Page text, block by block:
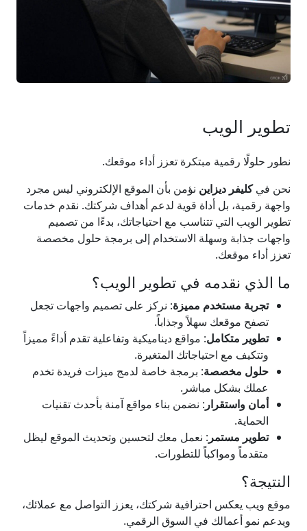
تطوير الويب
نطور حلولًا رقمية مبتكرة تعزز أداء موقعك.
نحن فيكليفر ديزاين نؤمن بأن الموقع الإلكتروني ليس مجرد
واجهة رقمية، بل أداة قوية لدعم أهداف شركتك. نقدم خدمات
تطوير الويب التي تتناسب مع احتياجاتك، بدءًا من تصميم
واجهات جذابة وسهلة الاستخدام إلى برمجة حلول مخصصة
تعزز أداء موقعك.
ما الذي نقدمه في تطوير الويب؟
تجربة مستخدم مميزة: نركز على تصميم واجهات تجعل
تصفح موقعك سهلاً وجذاباً.
تطوير متكامل: مواقع ديناميكية وتفاعلية تقدم أداءً مميزاً
وتتكيف مع احتياجاتك المتغيرة.
حلول مخصصة: برمجة خاصة لدمج ميزات فريدة تخدم
عملك بشكل مباشر.
أمان واستقرار: نضمن بناء مواقع آمنة بأحدث تقنيات
الحماية.
تطوير مستمر: نعمل معك لتحسين وتحديث الموقع ليظل
متقدماً ومواكباً للتطورات.
النتيجة؟
موقع ويب يعكس احترافية شركتك، يعزز التواصل مع عملائك،
ويدعم نمو أعمالك في السوق الرقمي.